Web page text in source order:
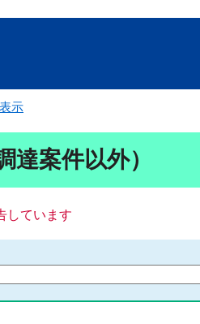
示
達案件以外）
しています